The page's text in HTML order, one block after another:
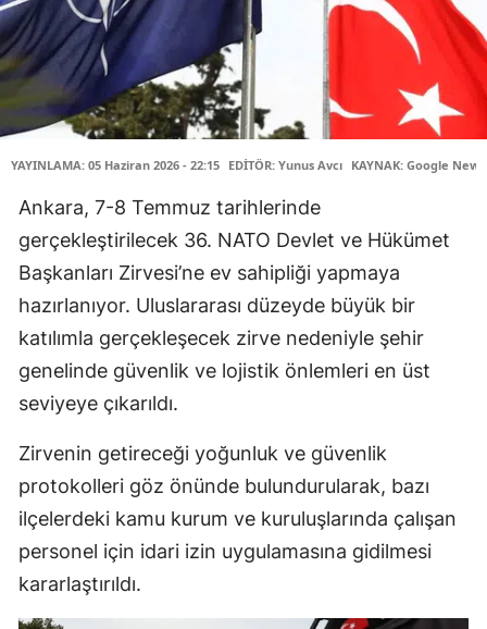
YAYINLAMA: 05 Haziran 2026 - 22:15 EDİTÖR: Yunus Avcı KAYNAK: Google News
Ankara, 7-8 Temmuz tarihlerinde
gerçekleştirilecek 36. NATO Devlet ve Hükümet
Başkanları Zirvesi’ne ev sahipliği yapmaya
hazırlanıyor. Uluslararası düzeyde büyük bir
katılımla gerçekleşecek zirve nedeniyle şehir
genelinde güvenlik ve lojistik önlemleri en üst
seviyeye çıkarıldı.
Zirvenin getireceği yoğunluk ve güvenlik
protokolleri göz önünde bulundurularak, bazı
ilçelerdeki kamu kurum ve kuruluşlarında çalışan
personel için idari izin uygulamasına gidilmesi
kararlaştırıldı.